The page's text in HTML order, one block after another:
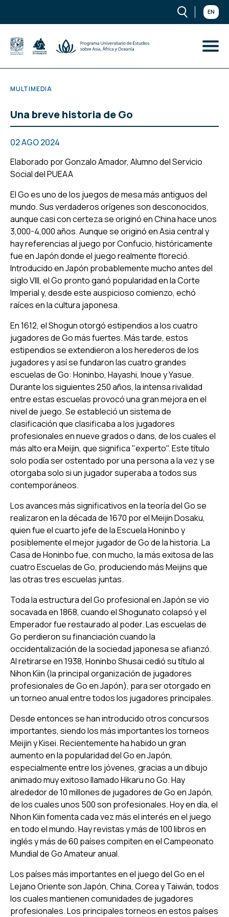
EN
MULTIMEDIA
Una breve historia de Go
02 AGO 2024
Elaborado por Gonzalo Amador, Alumno del Servicio
Social del PUEAA
El Go es uno de los juegos de mesa más antiguos del
mundo. Sus verdaderos orígenes son desconocidos,
aunque casi con certeza se originó en China hace unos
3,000-4,000 años. Aunque se originó en Asia central y
hay referencias al juego por Confucio, históricamente
fue en Japón donde el juego realmente floreció.
Introducido en Japón probablemente mucho antes del
siglo VIII, el Go pronto ganó popularidad en la Corte
Imperial y, desde este auspicioso comienzo, echó
raíces en la cultura japonesa.
En 1612, el Shogun otorgó estipendios a los cuatro
jugadores de Go más fuertes. Más tarde, estos
estipendios se extendieron a los herederos de los
jugadores y así se fundaron las cuatro grandes
escuelas de Go: Honinbo, Hayashi, Inoue y Yasue.
Durante los siguientes 250 años, la intensa rivalidad
entre estas escuelas provocó una gran mejora en el
nivel de juego. Se estableció un sistema de
clasificación que clasificaba a los jugadores
profesionales en nueve grados o dans, de los cuales el
más alto era Meijin, que significa "experto". Este título
solo podía ser ostentado por una persona a la vez y se
otorgaba solo si un jugador superaba a todos sus
contemporáneos.
Los avances más significativos en la teoría del Go se
realizaron en la década de 1670 por el Meijin Dosaku,
quien fue el cuarto jefe de la Escuela Honinbo y
posiblemente el mejor jugador de Go de la historia. La
Casa de Honinbo fue, con mucho, la más exitosa de las
cuatro Escuelas de Go, produciendo más Meijins que
las otras tres escuelas juntas.
Toda la estructura del Go profesional en Japón se vio
socavada en 1868, cuando el Shogunato colapsó y el
Emperador fue restaurado al poder. Las escuelas de
Go perdieron su financiación cuando la
occidentalización de la sociedad japonesa se afianzó.
Al retirarse en 1938, Honinbo Shusai cedió su título al
Nihon Kiin (la principal organización de jugadores
profesionales de Go en Japón), para ser otorgado en
un torneo anual entre todos los jugadores principales.
Desde entonces se han introducido otros concursos
importantes, siendo los más importantes los torneos
Meijin y Kisei. Recientemente ha habido un gran
aumento en la popularidad del Go en Japón,
especialmente entre los jóvenes, gracias a un dibujo
animado muy exitoso llamado Hikaru no Go. Hay
alrededor de 10 millones de jugadores de Go en Japón,
de los cuales unos 500 son profesionales. Hoy en día, el
Nihon Kiin fomenta cada vez más el interés en el juego
en todo el mundo. Hay revistas y más de 100 libros en
inglés y más de 60 países compiten en el Campeonato
Mundial de Go Amateur anual.
Los países más importantes en el juego del Go en el
Lejano Oriente son Japón, China, Corea y Taiwán, todos
los cuales mantienen comunidades de jugadores
profesionales. Los principales torneos en estos países